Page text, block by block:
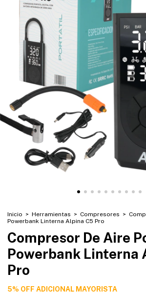
Inicio > Herramientas > Compresores >
Powerbank Linterna Alpina C5 Pro
Compresor De Aire
Powerbank Linterna
Pro
5% OFF ADICIONAL